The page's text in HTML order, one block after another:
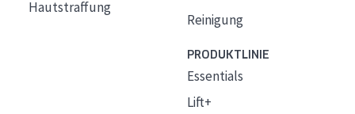
Hautstraffung
Reinigung
PRODUKTLINIE
Essentials
Lift+